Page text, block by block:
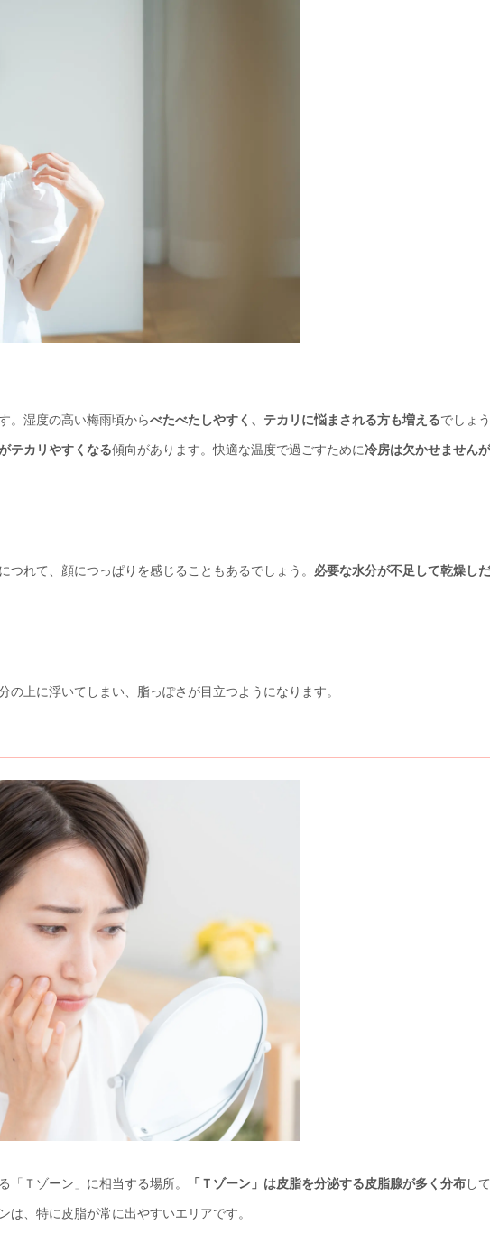
。湿度の高い梅雨頃からべたべたしやすく、テカリに悩まされる方も増えるでしょ
テカリやすくなる傾向があります。快適な温度で過ごすために冷房は欠かせません
れて、顔につっぱりを感じることもあるでしょう。 必要な水分が不足して乾燥し
上に浮いてしまい、脂っぽさが目立つようになります。
「Ｔゾーン」に相当する場所。 「Ｔゾーン」は皮脂を分泌する皮脂腺が多く分布し
は、特に皮脂が常に出やすいエリアです。